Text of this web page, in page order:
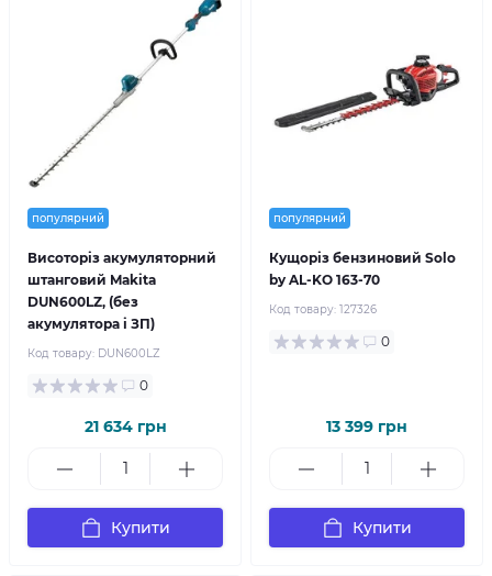
популярний
Висоторіз акумуляторний
штанговий Makita
DUN600LZ, (без
акумулятора і ЗП)
Код товару: DUN600LZ
0
21 634 грн
Купити
популярний
Кущоріз бензиновий Solo
by AL-KO 163-70
Код товару: 127326
0
13 399 грн
Купити